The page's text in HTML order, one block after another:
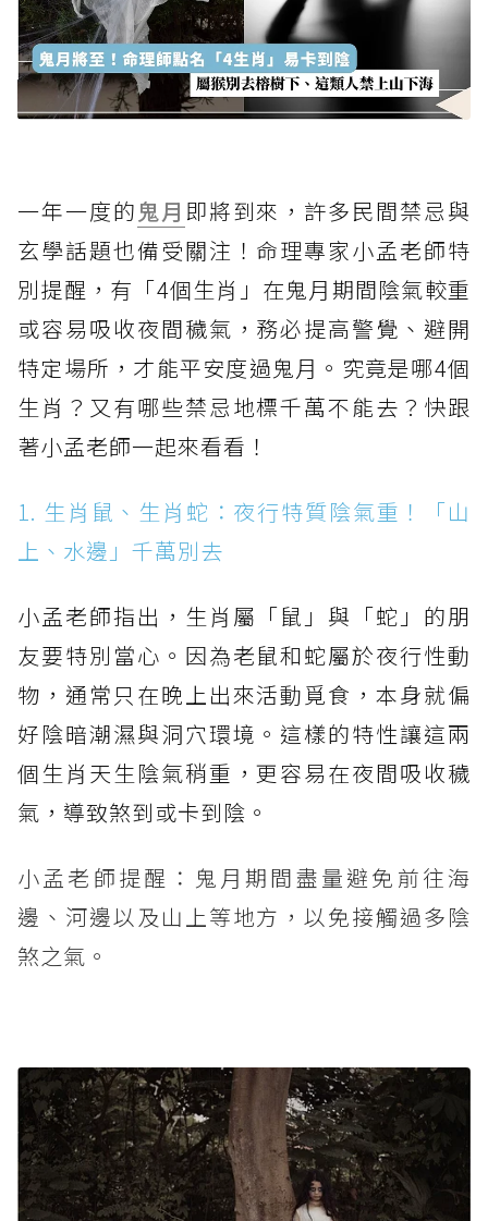
一年一度的鬼月 即將到來，許多民間禁忌與
玄學話題也備受關注！命理專家小孟老師特
別提醒，有「4個生肖」在鬼月期間陰氣較重
或容易吸收夜間穢氣，務必提高警覺、避開
特定場所，才能平安度過鬼月。究竟是哪4個
生肖？又有哪些禁忌地標千萬不能去？快跟
著小孟老師一起來看看！
1. 生肖鼠、生肖蛇：夜行特質陰氣重！「山
上、水邊」千萬別去
小孟老師指出，生肖屬「鼠」與「蛇」的朋
友要特別當心。因為老鼠和蛇屬於夜行性動
物，通常只在晚上出來活動覓食，本身就偏
好陰暗潮濕與洞穴環境。這樣的特性讓這兩
個生肖天生陰氣稍重，更容易在夜間吸收穢
氣，導致煞到或卡到陰。
小孟老師提醒：鬼月期間盡量避免前往海
邊、河邊以及山上等地方，以免接觸過多陰
煞之氣。